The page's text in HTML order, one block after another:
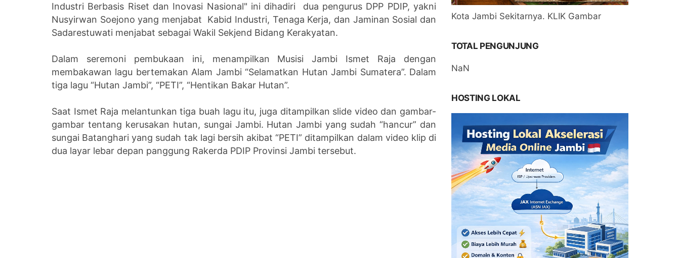
Industri Berbasis Riset dan Inovasi Nasional" ini dihadiri dua pengurus DPP PDIP, yakni
Nusyirwan Soejono yang menjabat Kabid Industri, Tenaga Kerja, dan Jaminan Sosial dan
Sadarestuwati menjabat sebagai Wakil Sekjend Bidang Kerakyatan.
Dalam seremoni pembukaan ini, menampilkan Musisi Jambi Ismet Raja dengan
membakawan lagu bertemakan Alam Jambi “Selamatkan Hutan Jambi Sumatera”. Dalam
tiga lagu “Hutan Jambi”, “PETI”, “Hentikan Bakar Hutan”.
Saat Ismet Raja melantunkan tiga buah lagu itu, juga ditampilkan slide video dan gambar-
gambar tentang kerusakan hutan, sungai Jambi. Hutan Jambi yang sudah “hancur” dan
sungai Batanghari yang sudah tak lagi bersih akibat “PETI” ditampilkan dalam video klip di
dua layar lebar depan panggung Rakerda PDIP Provinsi Jambi tersebut.
Kota Jambi Sekitarnya. KLIK Gambar
TOTAL PENGUNJUNG
NaN
HOSTING LOKAL